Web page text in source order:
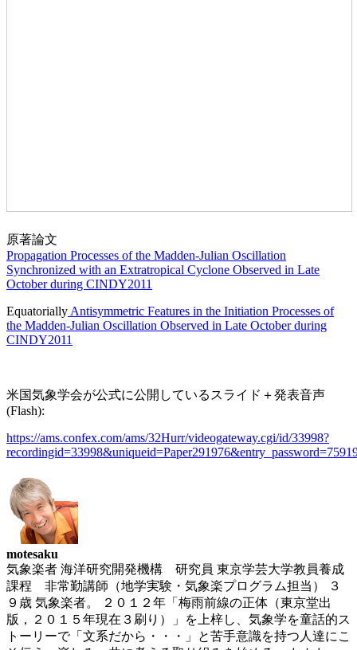
原著論文
Propagation Processes of the Madden-Julian Oscillation
Synchronized with an Extratropical Cyclone Observed in Late
October during CINDY2011
Equatorially Antisymmetric Features in the Initiation Processes of
the Madden-Julian Oscillation Observed in Late October during
CINDY2011
米国気象学会が公式に公開しているスライド＋発表音声
(Flash):
https://ams.confex.com/ams/32Hurr/videogateway.cgi/id/33998?
motesaku
気象楽者 海洋研究開発機構 研究員 東京学芸大学教員養成
課程 非常勤講師（地学実験・気象楽プログラム担当） ３
９歳 気象楽者。 ２０１２年「梅雨前線の正体（東京堂出
版，２０１５年現在３刷り）」を上梓し、気象学を童話的ス
トーリーで「文系だから・・・」と苦手意識を持つ人達にこ